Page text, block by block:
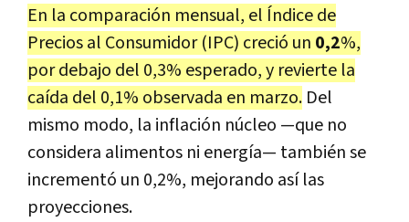
En la comparación mensual, el Índice de
Precios al Consumidor (IPC) creció un 0,2%,
por debajo del 0,3% esperado, y revierte la
caída del 0,1% observada en marzo. Del
mismo modo, la inflación núcleo —que no
considera alimentos ni energía— también se
incrementó un 0,2%, mejorando así las
proyecciones.